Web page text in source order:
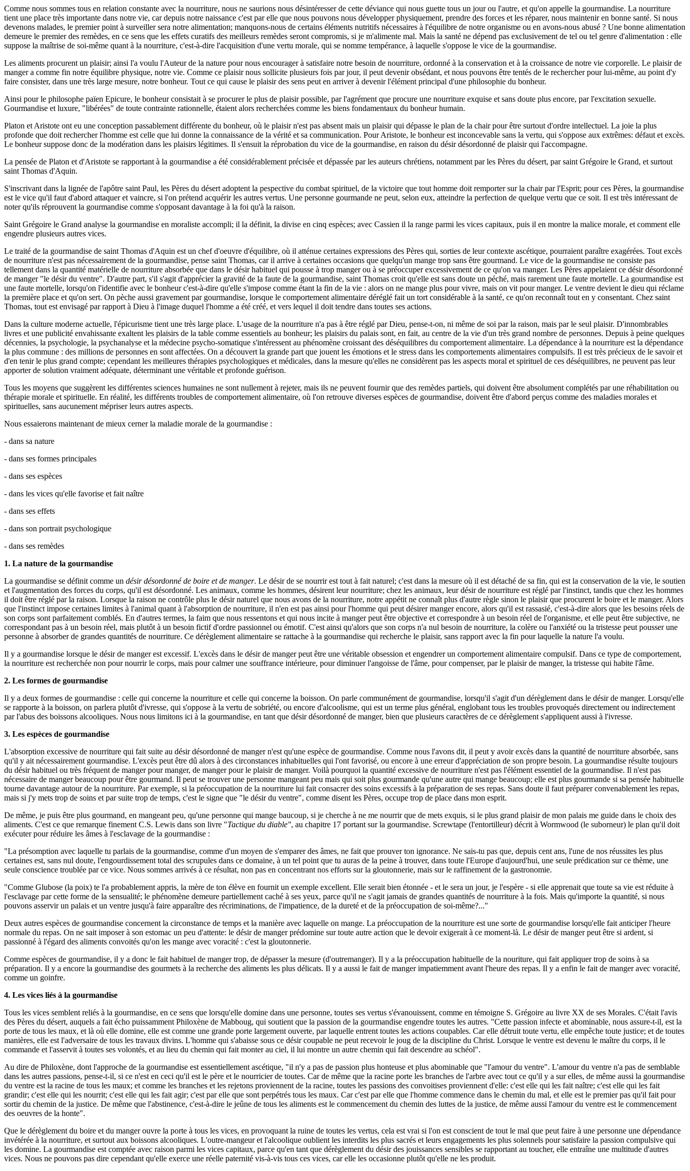
Comme nous sommes tous en relation constante avec la nourriture, nous ne saurions nous désintéresser de cette déviance qui nous guette tous un jour ou l'autre, et qu'on appelle la gourmandise. La nourriture
tient une place très importante dans notre vie, car depuis notre naissance c'est par elle que nous pouvons nous développer physiquement, prendre des forces et les réparer, nous maintenir en bonne santé. Si nous
devenons malades, le premier point à surveiller sera notre alimentation; manquons-nous de certains éléments nutritifs nécessaires à l'équilibre de notre organisme ou en avons-nous abusé ? Une bonne alimentation
demeure le premier des remèdes, en ce sens que les effets curatifs des meilleurs remèdes seront compromis, si je m'alimente mal. Mais la santé ne dépend pas exclusivement de tel ou tel genre d'alimentation : elle
suppose la maîtrise de soi-même quant à la nourriture, c'est-à-dire l'acquisition d'une vertu morale, qui se nomme tempérance, à laquelle s'oppose le vice de la gourmandise.
Les aliments procurent un plaisir; ainsi l'a voulu l'Auteur de la nature pour nous encourager à satisfaire notre besoin de nourriture, ordonné à la conservation et à la croissance de notre vie corporelle. Le plaisir de
manger a comme fin notre équilibre physique, notre vie. Comme ce plaisir nous sollicite plusieurs fois par jour, il peut devenir obsédant, et nous pouvons être tentés de le rechercher pour lui-même, au point d'y
faire consister, dans une très large mesure, notre bonheur. Tout ce qui cause le plaisir des sens peut en arriver à devenir l'élément principal d'une philosophie du bonheur.
Ainsi pour le philosophe païen Epicure, le bonheur consistait à se procurer le plus de plaisir possible, par l'agrément que procure une nourriture exquise et sans doute plus encore, par l'excitation sexuelle.
Gourmandise et luxure, "libérées" de toute contrainte rationnelle, étaient alors recherchées comme les biens fondamentaux du bonheur humain.
Platon et Aristote ont eu une conception passablement différente du bonheur, où le plaisir n'est pas absent mais un plaisir qui dépasse le plan de la chair pour être surtout d'ordre intellectuel. La joie la plus
profonde que doit rechercher l'homme est celle que lui donne la connaissance de la vérité et sa communication. Pour Aristote, le bonheur est inconcevable sans la vertu, qui s'oppose aux extrêmes: défaut et excès.
Le bonheur suppose donc de la modération dans les plaisirs légitimes. Il s'ensuit la réprobation du vice de la gourmandise, en raison du désir désordonné de plaisir qui l'accompagne.
La pensée de Platon et d'Aristote se rapportant à la gourmandise a été considérablement précisée et dépassée par les auteurs chrétiens, notamment par les Pères du désert, par saint Grégoire le Grand, et surtout
saint Thomas d'Aquin.
S'inscrivant dans la lignée de l'apôtre saint Paul, les Pères du désert adoptent la pespective du combat spirituel, de la victoire que tout homme doit remporter sur la chair par l'Esprit; pour ces Pères, la gourmandise
est le vice qu'il faut d'abord attaquer et vaincre, si l'on prétend acquérir les autres vertus. Une personne gourmande ne peut, selon eux, atteindre la perfection de quelque vertu que ce soit. Il est très intéressant de
noter qu'ils réprouvent la gourmandise comme s'opposant davantage à la foi qu'à la raison.
Saint Grégoire le Grand analyse la gourmandise en moraliste accompli; il la définit, la divise en cinq espèces; avec Cassien il la range parmi les vices capitaux, puis il en montre la malice morale, et comment elle
engendre plusieurs autres vices.
Le traité de la gourmandise de saint Thomas d'Aquin est un chef d'oeuvre d'équilibre, où il atténue certaines expressions des Pères qui, sorties de leur contexte ascétique, pourraient paraître exagérées. Tout excès
de nourriture n'est pas nécessairement de la gourmandise, pense saint Thomas, car il arrive à certaines occasions que quelqu'un mange trop sans être gourmand. Le vice de la gourmandise ne consiste pas
tellement dans la quantité matérielle de nourriture absorbée que dans le désir habituel qui pousse à trop manger ou à se préoccuper excessivement de ce qu'on va manger. Les Pères appelaient ce désir désordonné
de manger "le désir du ventre". D'autre part, s'il s'agit d'apprécier la gravité de la faute de la gourmandise, saint Thomas croit qu'elle est sans doute un péché, mais rarement une faute mortelle. La gourmandise est
une faute mortelle, lorsqu'on l'identifie avec le bonheur c'est-à-dire qu'elle s'impose comme étant la fin de la vie : alors on ne mange plus pour vivre, mais on vit pour manger. Le ventre devient le dieu qui réclame
la première place et qu'on sert. On pèche aussi gravement par gourmandise, lorsque le comportement alimentaire déréglé fait un tort considérable à la santé, ce qu'on reconnaît tout en y consentant. Chez saint
Thomas, tout est envisagé par rapport à Dieu à l'image duquel l'homme a été créé, et vers lequel il doit tendre dans toutes ses actions.
Dans la culture moderne actuelle, l'épicurisme tient une très large place. L'usage de la nourriture n'a pas à être réglé par Dieu, pense-t-on, ni même de soi par la raison, mais par le seul plaisir. D'innombrables
livres et une publicité envahissante exaltent les plaisirs de la table comme essentiels au bonheur; les plaisirs du palais sont, en fait, au centre de la vie d'un très grand nombre de personnes. Depuis à peine quelques
décennies, la psychologie, la psychanalyse et la médecine psycho-somatique s'intéressent au phénomène croissant des déséquilibres du comportement alimentaire. La dépendance à la nourriture est la dépendance
la plus commune : des millions de personnes en sont affectées. On a découvert la grande part que jouent les émotions et le stress dans les comportements alimentaires compulsifs. Il est très précieux de le savoir et
d'en tenir le plus grand compte; cependant les meilleures thérapies psychologiques et médicales, dans la mesure qu'elles ne considèrent pas les aspects moral et spirituel de ces déséquilibres, ne peuvent pas leur
apporter de solution vraiment adéquate, déterminant une véritable et profonde guérison.
Tous les moyens que suggèrent les différentes sciences humaines ne sont nullement à rejeter, mais ils ne peuvent fournir que des remèdes partiels, qui doivent être absolument complétés par une réhabilitation ou
thérapie morale et spirituelle. En réalité, les différents troubles de comportement alimentaire, où l'on retrouve diverses espèces de gourmandise, doivent être d'abord perçus comme des maladies morales et
spirituelles, sans aucunement mépriser leurs autres aspects.
Nous essaierons maintenant de mieux cerner la maladie morale de la gourmandise :
- dans sa nature
- dans ses formes principales
- dans ses espèces
- dans les vices qu'elle favorise et fait naître
- dans ses effets
- dans son portrait psychologique
- dans ses remèdes
1. La nature de la gourmandise
La gourmandise se définit comme un désir désordonné de boire et de manger. Le désir de se nourrir est tout à fait naturel; c'est dans la mesure où il est détaché de sa fin, qui est la conservation de la vie, le soutien
et l'augmentation des forces du corps, qu'il est désordonné. Les animaux, comme les hommes, désirent leur nourriture; chez les animaux, leur désir de nourriture est réglé par l'instinct, tandis que chez les hommes
il doit être réglé par la raison. Lorsque la raison ne contrôle plus le désir naturel que nous avons de la nourriture, notre appétit ne connaît plus d'autre règle sinon le plaisir que procurent le boire et le manger. Alors
que l'instinct impose certaines limites à l'animal quant à l'absorption de nourriture, il n'en est pas ainsi pour l'homme qui peut désirer manger encore, alors qu'il est rassasié, c'est-à-dire alors que les besoins réels de
son corps sont parfaitement comblés. En d'autres termes, la faim que nous ressentons et qui nous incite à manger peut être objective et correspondre à un besoin réel de l'organisme, et elle peut être subjective, ne
correspondant pas à un besoin réel, mais plutôt à un besoin fictif d'ordre passionnel ou émotif. C'est ainsi qu'alors que son corps n'a nul besoin de nourriture, la colère ou l'anxiété ou la tristesse peut pousser une
personne à absorber de grandes quantités de nourriture. Ce dérèglement alimentaire se rattache à la gourmandise qui recherche le plaisir, sans rapport avec la fin pour laquelle la nature l'a voulu.
Il y a gourmandise lorsque le désir de manger est excessif. L'excès dans le désir de manger peut être une véritable obsession et engendrer un comportement alimentaire compulsif. Dans ce type de comportement,
la nourriture est recherchée non pour nourrir le corps, mais pour calmer une souffrance intérieure, pour diminuer l'angoisse de l'âme, pour compenser, par le plaisir de manger, la tristesse qui habite l'âme.
2. Les formes de gourmandise
Il y a deux formes de gourmandise : celle qui concerne la nourriture et celle qui concerne la boisson. On parle communément de gourmandise, lorsqu'il s'agit d'un dérèglement dans le désir de manger. Lorsqu'elle
se rapporte à la boisson, on parlera plutôt d'ivresse, qui s'oppose à la vertu de sobriété, ou encore d'alcoolisme, qui est un terme plus général, englobant tous les troubles provoqués directement ou indirectement
par l'abus des boissons alcooliques. Nous nous limitons ici à la gourmandise, en tant que désir désordonné de manger, bien que plusieurs caractères de ce dérèglement s'appliquent aussi à l'ivresse.
3. Les espèces de gourmandise
L'absorption excessive de nourriture qui fait suite au désir désordonné de manger n'est qu'une espèce de gourmandise. Comme nous l'avons dit, il peut y avoir excès dans la quantité de nourriture absorbée, sans
qu'il y ait nécessairement gourmandise. L'excès peut être dû alors à des circonstances inhabituelles qui l'ont favorisé, ou encore à une erreur d'appréciation de son propre besoin. La gourmandise résulte toujours
du désir habituel ou très fréquent de manger pour manger, de manger pour le plaisir de manger. Voilà pourquoi la quantité excessive de nourriture n'est pas l'élément essentiel de la gourmandise. Il n'est pas
nécessaire de manger beaucoup pour être gourmand. Il peut se trouver une personne mangeant peu mais qui soit plus gourmande qu'une autre qui mange beaucoup; elle est plus gourmande si sa pensée habituelle
tourne davantage autour de la nourriture. Par exemple, si la préoccupation de la nourriture lui fait consacrer des soins excessifs à la préparation de ses repas. Sans doute il faut préparer convenablement les repas,
mais si j'y mets trop de soins et par suite trop de temps, c'est le signe que "le désir du ventre", comme disent les Pères, occupe trop de place dans mon esprit.
De même, je puis être plus gourmand, en mangeant peu, qu'une personne qui mange baucoup, si je cherche à ne me nourrir que de mets exquis, si le plus grand plaisir de mon palais me guide dans le choix des
aliments. C'est ce que remarque finement C.S. Lewis dans son livre "Tactique du diable", au chapitre 17 portant sur la gourmandise. Screwtape (l'entortilleur) décrit à Wormwood (le suborneur) le plan qu'il doit
exécuter pour réduire les âmes à l'esclavage de la gourmandise :
"La présomption avec laquelle tu parlais de la gourmandise, comme d'un moyen de s'emparer des âmes, ne fait que prouver ton ignorance. Ne sais-tu pas que, depuis cent ans, l'une de nos réussites les plus
certaines est, sans nul doute, l'engourdissement total des scrupules dans ce domaine, à un tel point que tu auras de la peine à trouver, dans toute l'Europe d'aujourd'hui, une seule prédication sur ce thème, une
seule conscience troublée par ce vice. Nous sommes arrivés à ce résultat, non pas en concentrant nos efforts sur la gloutonnerie, mais sur le raffinement de la gastronomie.
"Comme Glubose (la poix) te l'a probablement appris, la mère de ton élève en fournit un exemple excellent. Elle serait bien étonnée - et le sera un jour, je l'espère - si elle apprenait que toute sa vie est réduite à
l'esclavage par cette forme de la sensualité; le phénomène demeure partiellement caché à ses yeux, parce qu'il ne s'agit jamais de grandes quantités de nourriture à la fois. Mais qu'importe la quantité, si nous
pouvons asservir un palais et un ventre jusqu'à faire apparaître des récriminations, de l'impatience, de la dureté et de la préoccupation de soi-même?..."
Deux autres espèces de gourmandise concernent la circonstance de temps et la manière avec laquelle on mange. La préoccupation de la nourriture est une sorte de gourmandise lorsqu'elle fait anticiper l'heure
normale du repas. On ne sait imposer à son estomac un peu d'attente: le désir de manger prédomine sur toute autre action que le devoir exigerait à ce moment-là. Le désir de manger peut être si ardent, si
passionné à l'égard des aliments convoités qu'on les mange avec voracité : c'est la gloutonnerie.
Comme espèces de gourmandise, il y a donc le fait habituel de manger trop, de dépasser la mesure (d'outremanger). Il y a la préoccupation habituelle de la nouriture, qui fait appliquer trop de soins à sa
préparation. Il y a encore la gourmandise des gourmets à la recherche des aliments les plus délicats. Il y a aussi le fait de manger impatiemment avant l'heure des repas. Il y a enfin le fait de manger avec voracité,
comme un goinfre.
4. Les vices liés à la gourmandise
Tous les vices semblent reliés à la gourmandise, en ce sens que lorsqu'elle domine dans une personne, toutes ses vertus s'évanouissent, comme en témoigne S. Grégoire au livre XX de ses Morales. C'était l'avis
des Pères du désert, auquels a fait écho puissamment Philoxène de Mabboug, qui soutient que la passion de la gourmandise engendre toutes les autres. "Cette passion infecte et abominable, nous assure-t-il, est la
porte de tous les maux, et là où elle domine, elle est comme une grande porte largement ouverte, par laquelle entrent toutes les actions coupables. Car elle détruit toute vertu, elle empêche toute justice; et de toutes
manières, elle est l'adversaire de tous les travaux divins. L'homme qui s'abaisse sous ce désir coupable ne peut recevoir le joug de la discipline du Christ. Lorsque le ventre est devenu le maître du corps, il le
commande et l'asservit à toutes ses volontés, et au lieu du chemin qui fait monter au ciel, il lui montre un autre chemin qui fait descendre au schéol".
Au dire de Philoxène, dont l'approche de la gourmandise est essentiellement ascétique, "il n'y a pas de passion plus honteuse et plus abominable que "l'amour du ventre". L'amour du ventre n'a pas de semblable
dans les autres passions, pense-t-il, si ce n'est en ceci qu'il est le père et le nourricier de toutes. Car de même que la racine porte les branches de l'arbre avec tout ce qu'il y a sur elles, de même aussi la gourmandise
du ventre est la racine de tous les maux; et comme les branches et les rejetons proviennent de la racine, toutes les passions des convoitises proviennent d'elle: c'est elle qui les fait naître; c'est elle qui les fait
grandir; c'est elle qui les nourrit; c'est elle qui les fait agir; c'est par elle que sont perpétrés tous les maux. Car c'est par elle que l'homme commence dans le chemin du mal, et elle est le premier pas qu'il fait pour
sortir du chemin de la justice. De même que l'abstinence, c'est-à-dire le jeûne de tous les aliments est le commencement du chemin des luttes de la justice, de même aussi l'amour du ventre est le commencement
des oeuvres de la honte".
Que le dérèglement du boire et du manger ouvre la porte à tous les vices, en provoquant la ruine de toutes les vertus, cela est vrai si l'on est conscient de tout le mal que peut faire à une personne une dépendance
invétérée à la nourriture, et surtout aux boissons alcooliques. L'outre-mangeur et l'alcoolique oublient les interdits les plus sacrés et leurs engagements les plus solennels pour satisfaire la passion compulsive qui
les domine. La gourmandise est comptée avec raison parmi les vices capitaux, parce qu'en tant que dérèglement du désir des jouissances sensibles se rapportant au toucher, elle entraîne une multitude d'autres
vices. Nous ne pouvons pas dire cependant qu'elle exerce une réelle paternité vis-à-vis tous ces vices, car elle les occasionne plutôt qu'elle ne les produit.